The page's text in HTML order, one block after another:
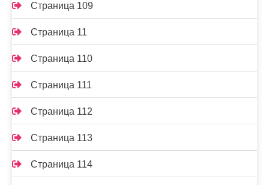
Страница 109
Страница 11
Страница 110
Страница 111
Страница 112
Страница 113
Страница 114